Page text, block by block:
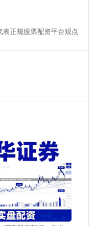
正规股票配资平台观点